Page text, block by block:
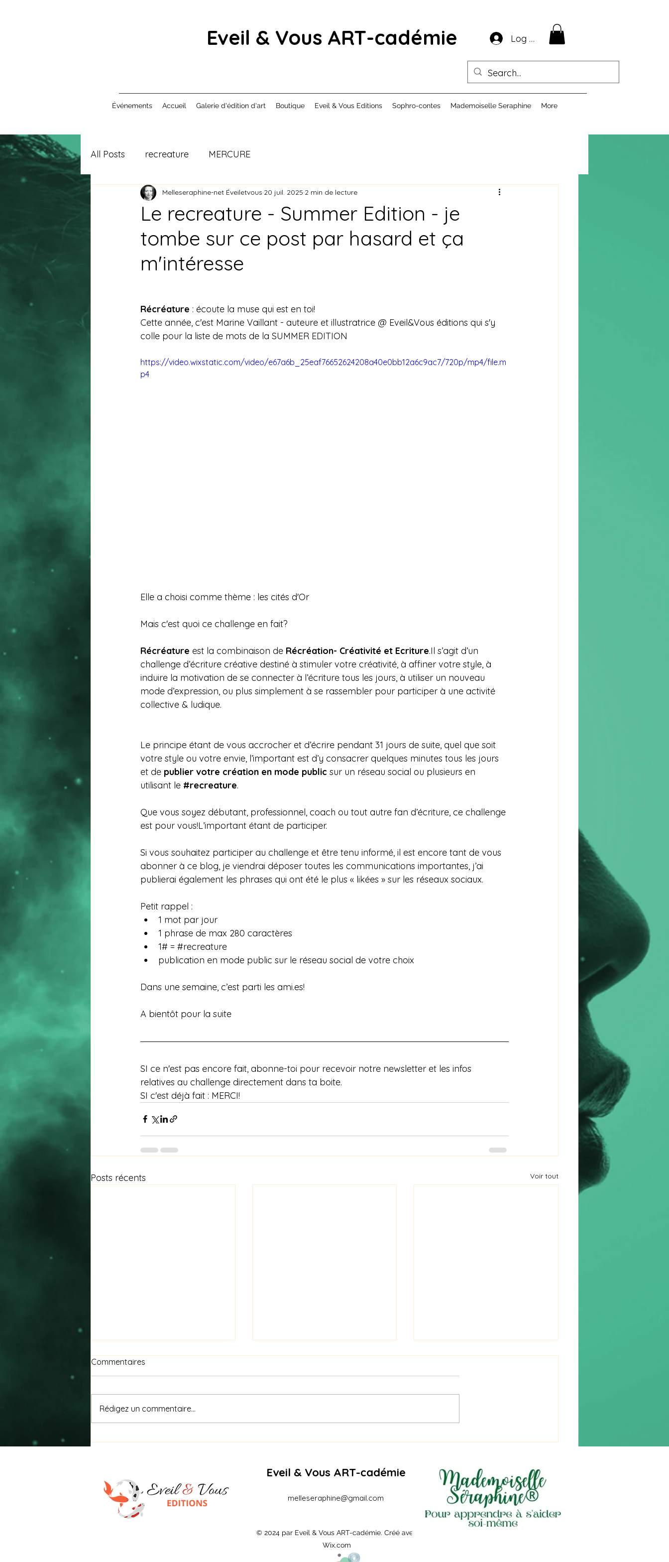
Eveil & Vous ART-cadémie Log In
Événements Accueil Galerie d'édition d'art Boutique Eveil & Vous Editions Sophro-contes Mademoiselle Seraphine More
All Posts recreature MERCURE
Le recreature - Summer Edition - je
tombe sur ce post par hasard et ça
m'intéresse
Melleseraphine-net Éveiletvous 20 juil. 2025 2 min de lecture
Récréature : écoute la muse qui est en toi!
Cette année, c'est Marine Vaillant - auteure et illustratrice @ Eveil&Vous éditions qui s'y
colle pour la liste de mots de la SUMMER EDITION
https://video.wixstatic.com/video/e67a6b_25eaf76652624208a40e0bb12a6c9ac7/720p/mp4/file.m
p4
Elle a choisi comme thème : les cités d'Or
Mais c'est quoi ce challenge en fait?
Récréature est la combinaison de Récréation- Créativité et Ecriture.Il s’agit d’un
challenge d’écriture créative destiné à stimuler votre créativité, à affiner votre style, à
induire la motivation de se connecter à l’écriture tous les jours, à utiliser un nouveau
mode d’expression, ou plus simplement à se rassembler pour participer à une activité
collective & ludique.
Le principe étant de vous accrocher et d’écrire pendant 31 jours de suite, quel que soit
votre style ou votre envie, l’important est d’y consacrer quelques minutes tous les jours
et de publier votre création en mode public sur un réseau social ou plusieurs en
utilisant le #recreature.
Que vous soyez débutant, professionnel, coach ou tout autre fan d’écriture, ce challenge
est pour vous!L’important étant de participer.
Si vous souhaitez participer au challenge et être tenu informé, il est encore tant de vous
abonner à ce blog, je viendrai déposer toutes les communications importantes, j’ai
publierai également les phrases qui ont été le plus « likées » sur les réseaux sociaux.
Petit rappel :
1 mot par jour
1 phrase de max 280 caractères
1# = #recreature
publication en mode public sur le réseau social de votre choix
Dans une semaine, c’est parti les ami.es!
A bientôt pour la suite
SI ce n'est pas encore fait, abonne-toi pour recevoir notre newsletter et les infos
relatives au challenge directement dans ta boite.
SI c'est déjà fait : MERCI!
Posts récents Voir tout
Commentaires
Rédigez un commentaire...
Eveil & Vous ART-cadémie
melleseraphine@gmail.com
© 2024 par Eveil & Vous ART-cadémie. Créé avec
Wix.com